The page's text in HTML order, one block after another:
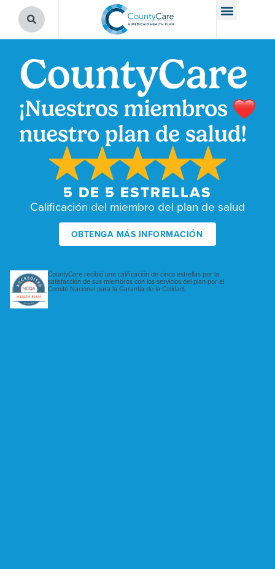
5 DE 5 ESTRELLAS
Calificación del miembro del plan de salud
OBTENGA MÁS INFORMACIÓN
CountyCare recibió una calificación de cinco estrellas por la
satisfacción de sus miembros con los servicios del plan por el
Comité Nacional para la Garantía de la Calidad.